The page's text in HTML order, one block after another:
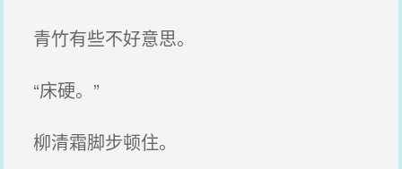
青竹有些不好意思。
“床硬。”
柳清霜脚步顿住。